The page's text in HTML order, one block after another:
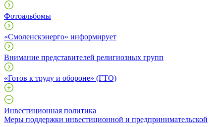
Фотоальбомы
«Смоленскэнерго» информирует
Внимание представителей религиозных групп
«Готов к труду и обороне» (ГТО)
Инвестиционная политика
Меры поддержки инвестиционной и предпринимательской